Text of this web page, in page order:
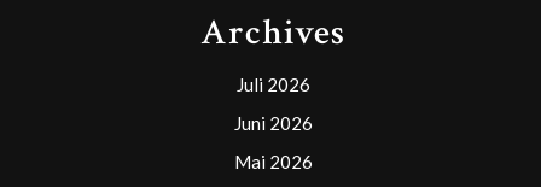
Archives
Juli 2026
Juni 2026
Mai 2026